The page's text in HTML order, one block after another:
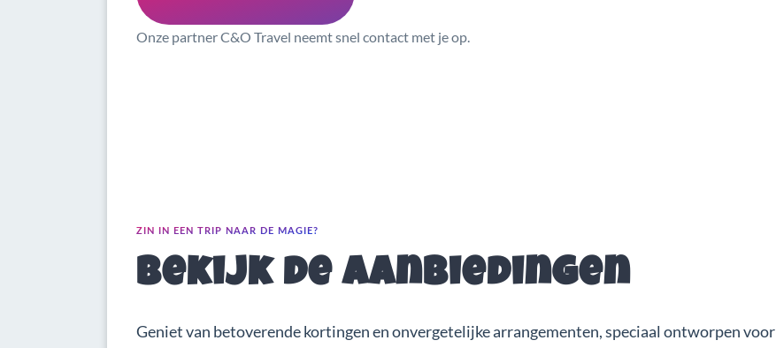
Onze partner C&O Travel neemt snel contact met je op.
ZIN IN EEN TRIP NAAR DE MAGIE?
Bekijk de aanbiedingen
Geniet van betoverende kortingen en onvergetelijke arrangementen, speciaal ontworpen voor